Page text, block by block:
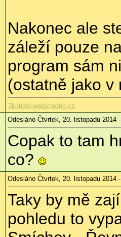
Nakonec ale
záleží pouze
program sám
(ostatně jako v
2koridor.websnadno.cz
Odesláno Čtvrtek, 20. listopadu 2014
Copak to tam
co?
Odesláno Čtvrtek, 20. listopadu 2014
Taky by mě
pohledu to